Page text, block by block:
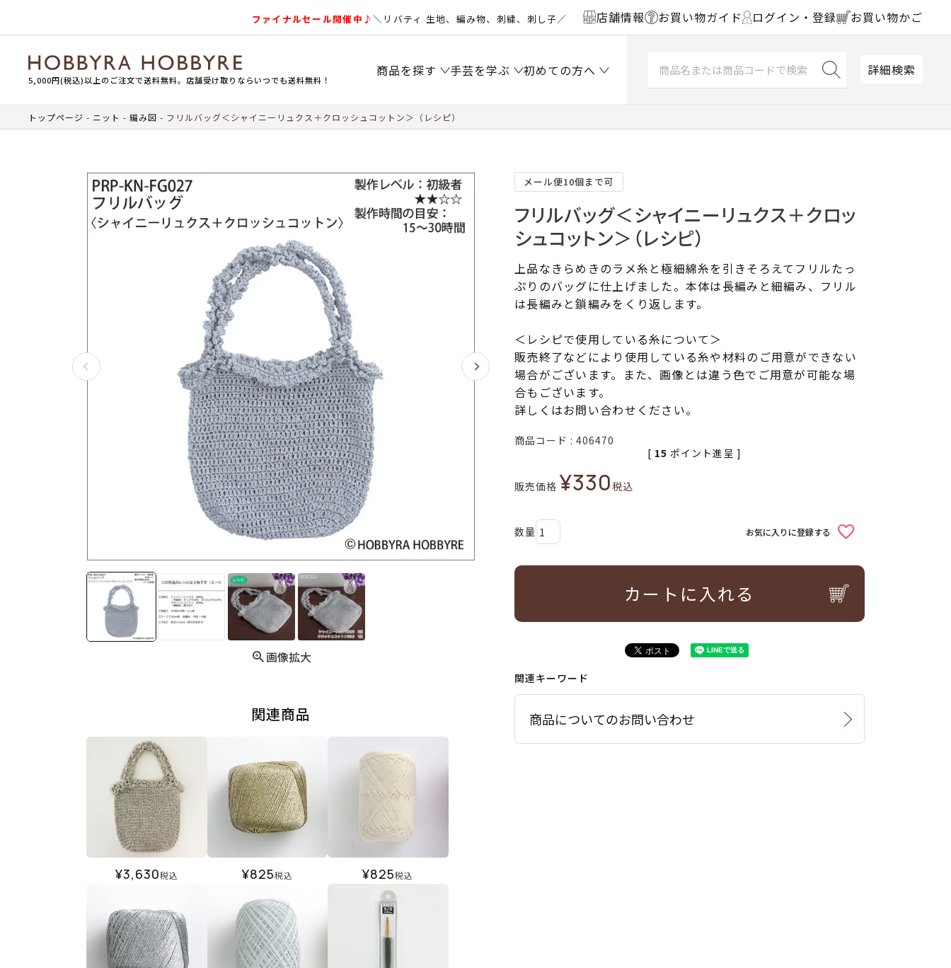
ファイナルセール開催中♪＼リバティ 生地、編み物、刺繍、刺し子／ 店舗情報 お買い物ガイド ログイン・登録 お買い物かご
5,000円(税込)以上のご注文で送料無料。店舗受け取りならいつでも送料無料！
商品を探す 手芸を学ぶ 初めての方へ 詳細検索
トップページ ニット 編み図 フリルバッグ＜シャイニーリュクス＋クロッシュコットン＞（レシピ）
画像拡大
関連商品
¥3,630税込 ¥825税込 ¥825税込
メール便10個まで可
フリルバッグ＜シャイニーリュクス＋クロッ
シュコットン＞（レシピ）
上品なきらめきのラメ糸と極細綿糸を引きそろえてフリルたっ
ぷりのバッグに仕上げました。本体は長編みと細編み、フリル
は長編みと鎖編みをくり返します。
＜レシピで使用している糸について＞
販売終了などにより使用している糸や材料のご用意ができない
場合がございます。また、画像とは違う色でご用意が可能な場
合もございます。
詳しくはお問い合わせください。
商品コード 406470
販売価格 ¥330税込
[ 15 ポイント進呈 ]
お気に入りに登録する
カートに入れる
関連キーワード
商品についてのお問い合わせ